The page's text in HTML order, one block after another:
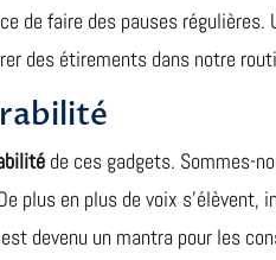
de faire des pauses régulières.
des étirements dans notre
de ces gadgets. Sommes-
plus en plus de voix s’élèvent,
devenu un mantra pour les